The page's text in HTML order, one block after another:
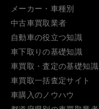
メーカー・車種別
中古車買取業者
自動車の役立つ知識
車下取りの基礎知識
車買取・査定の基礎知識
車買取一括査定サイト
車購入のノウハウ